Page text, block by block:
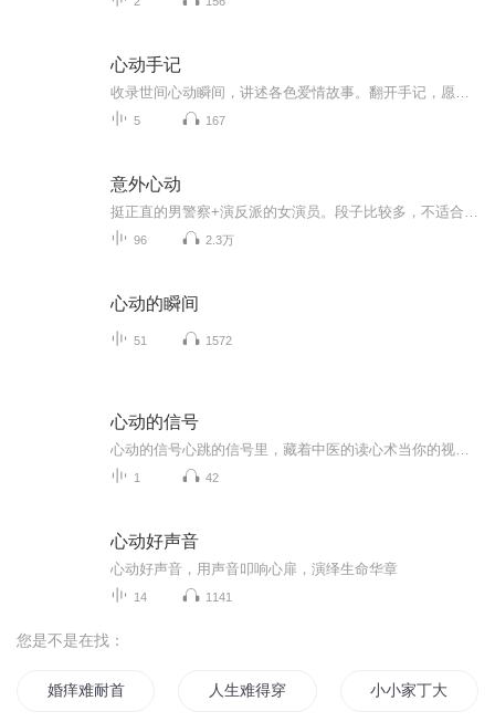
心动手记
5 167
意外心动
96 2.3万
心动的瞬间
51 1572
心动的信号
1 42
心动好声音
心动好声音，用声音叩响心扉，演绎生命华章
14 1141
您是不是在找：
婚痒难耐首席一吻情深 人生难得穿越一回 小小家丁大能耐